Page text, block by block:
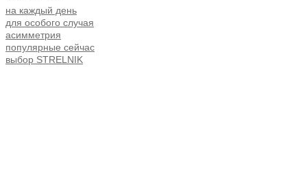
на каждый день
для особого случая
асимметрия
популярные сейчас
выбор STRELNIK